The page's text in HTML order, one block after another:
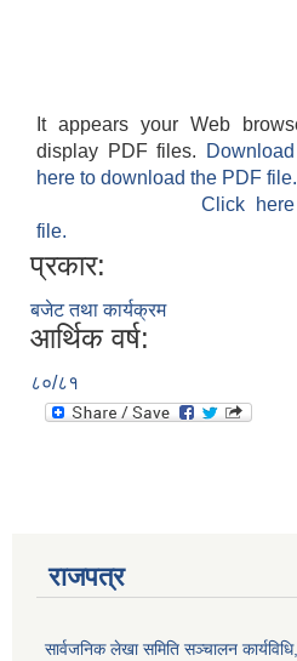
It appears your Web
display PDF files.
here to download the PDF file.
Click
file.
प्रकार:
बजेट तथा कार्यक्रम
आर्थिक वर्ष:
८०/८१
राजपत्र
सार्वजनिक लेखा समिति सञ्चालन